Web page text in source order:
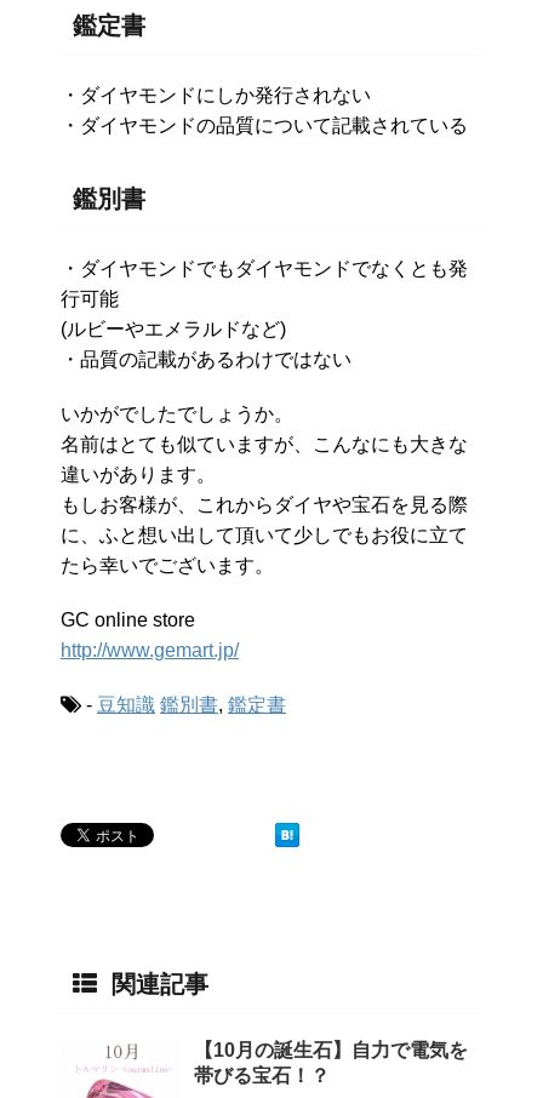
鑑定書
・ダイヤモンドにしか発行されない
・ダイヤモンドの品質について記載されている
鑑別書
・ダイヤモンドでもダイヤモンドでなくとも発
行可能
(ルビーやエメラルドなど)
・品質の記載があるわけではない
いかがでしたでしょうか。
名前はとても似ていますが、こんなにも大きな
違いがあります。
もしお客様が、これからダイヤや宝石を見る際
に、ふと想い出して頂いて少しでもお役に立て
たら幸いでございます。
GC online store
http://www.gemart.jp/
- 豆知識 鑑別書, 鑑定書
関連記事
【10月の誕生石】自力で電気を
帯びる宝石！？